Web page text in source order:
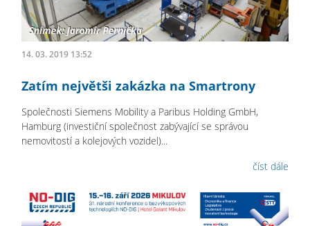
14. 03. 2019 13:52
Zatím největši zakázka na Smartrony
Společnosti Siemens Mobility a Paribus Holding GmbH,
Hamburg (investiční společnost zabývající se správou
nemovitostí a kolejových vozidel)...
číst dále